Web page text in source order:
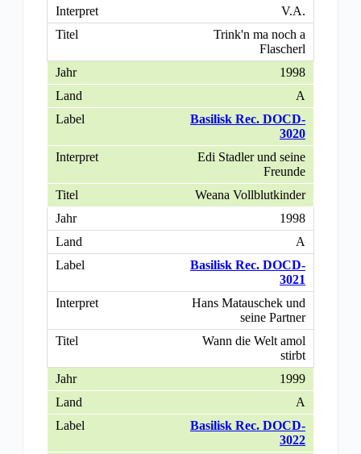
V.A.
Trink'n ma noch a
Flascherl
1998
A
Basilisk Rec. DOCD-
3020
Edi Stadler und seine
Freunde
Weana Vollblutkinder
1998
A
Basilisk Rec. DOCD-
3021
Hans Matauschek und
seine Partner
Wann die Welt amol
stirbt
1999
A
Basilisk Rec. DOCD-
3022